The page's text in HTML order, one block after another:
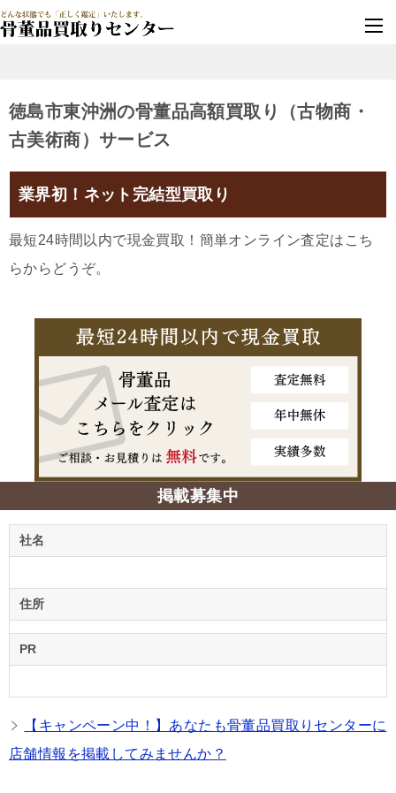
徳島市東沖洲の骨董品高額買取り（古物商・
古美術商）サービス
業界初！ネット完結型買取り
最短24時間以内で現金買取！簡単オンライン査定はこち
らからどうぞ。
掲載募集中
社名
住所
PR
【キャンペーン中！】あなたも骨董品買取りセンターに
店舗情報を掲載してみませんか？